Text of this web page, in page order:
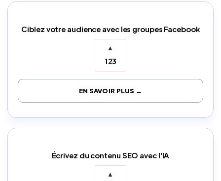
Ciblez votre audience avec les groupes Facebook
▲
123
EN SAVOIR PLUS →
Écrivez du contenu SEO avec l'IA
▲